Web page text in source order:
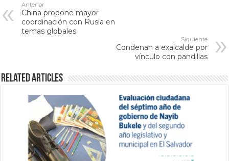
Anterior
China propone mayor
coordinación con Rusia en
temas globales
Siguiente
Condenan a exalcalde por
vínculo con pandillas
Related Articles